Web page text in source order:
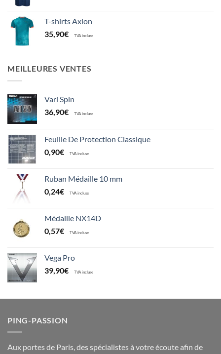
T-shirts Axion
35,90€ TVA incluse
MEILLEURES VENTES
Vari Spin
36,90€ TVA incluse
Feuille De Protection Classique
0,90€ TVA incluse
Ruban Médaille 10 mm
0,24€ TVA incluse
Médaille NX14D
0,57€ TVA incluse
Vega Pro
39,90€ TVA incluse
PING-PASSION
Aux portes de Paris, des spécialistes à votre écoute afin de